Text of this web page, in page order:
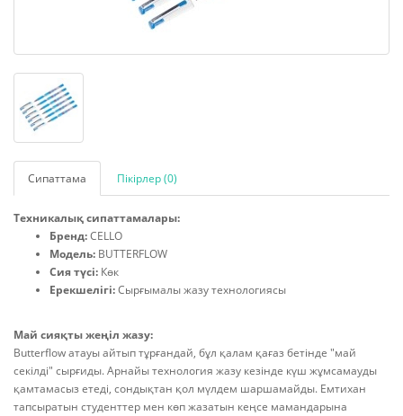
Сипаттама Пікірлер (0)
Техникалық сипаттамалары:
Бренд:CELLO
Модель: BUTTERFLOW
Сия түсі: Көк
Ерекшелігі:Сырғымалы жазу технологиясы
Май сияқты жеңіл жазу:
Butterflow атауы айтып тұрғандай, бұл қалам қағаз бетінде "май
секілді" сырғиды. Арнайы технология жазу кезінде күш жұмсамауды
қамтамасыз етеді, сондықтан қол мүлдем шаршамайды. Емтихан
тапсыратын студенттер мен көп жазатын кеңсе мамандарына